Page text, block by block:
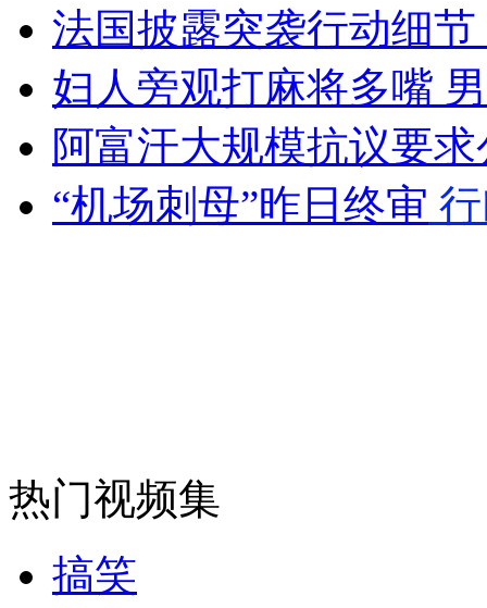
山西运城恶犬咬伤多人 警民合力深夜将其击毙
女孩北京地铁殴打老人 痛下狠手拳打脚踢
无痛分娩是否安全 医生回应
走！跟着总书记去植树
法国披露突袭行动细
妇人旁观打麻将多嘴
阿富汗大规模抗议要
“机场刺母”昨日终审
热门视频集
搞笑